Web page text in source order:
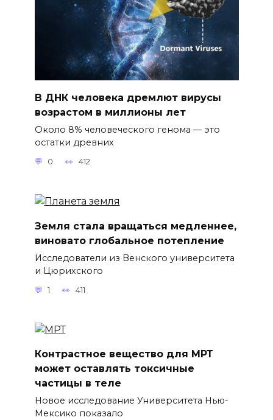
В ДНК человека дремлют вирусы
возрастом в миллионы лет
Около 8% человеческого генома — это
остатки древних
0 412
Земля стала вращаться медленнее,
виновато глобальное потепление
Исследователи из Венского университета
и Цюрихского
1 411
Контрастное вещество для МРТ
может оставлять токсичные
частицы в теле
Новое исследование Университета Нью-
Мексико показало